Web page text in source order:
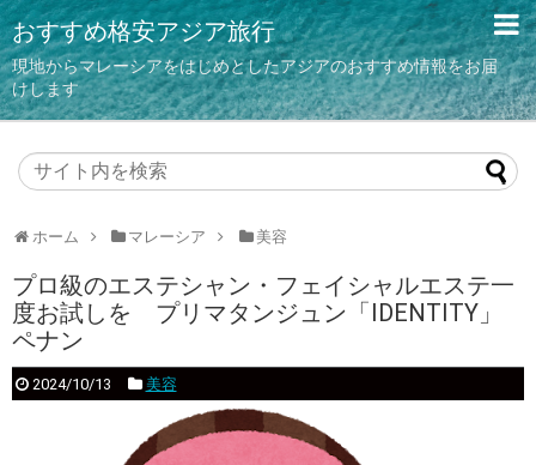
おすすめ格安アジア旅行
現地からマレーシアをはじめとしたアジアのおすすめ情報をお届
けします
ホーム マレーシア 美容
プロ級のエステシャン・フェイシャルエステ一
度お試しを プリマタンジュン「IDENTITY」
ペナン
2024/10/13 美容